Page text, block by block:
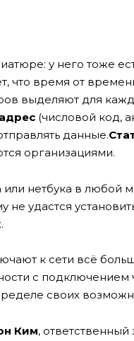
у него тоже
что время от
выделяют для
(числовой код,
данные.
организациями.
нетбука в любой
не удастся
.
к сети всё
с
своих
Ким,